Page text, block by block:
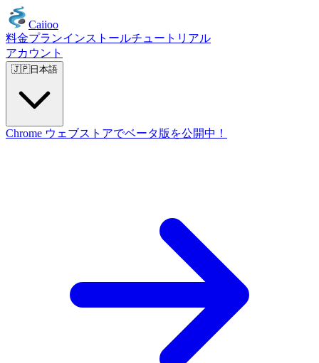
Caiioo
料金プランインストールチュートリアル
アカウント
🇯🇵日本語
Chrome ウェブストアでベータ版を公開中！